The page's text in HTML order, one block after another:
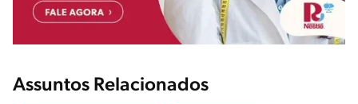
Assuntos Relacionados